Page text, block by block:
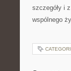
szczegóły i
wspólnego